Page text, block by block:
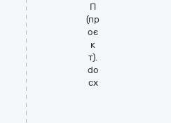
П
(пр
оє
к
т).
do
cx